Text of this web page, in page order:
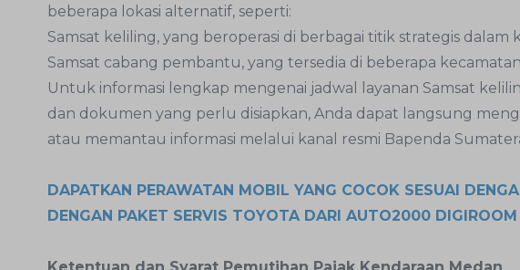
beberapa lokasi alternatif, seperti:
Samsat keliling, yang beroperasi di berbagai titik strategis
Samsat cabang pembantu, yang tersedia di beberapa
Untuk informasi lengkap mengenai jadwal layanan Samsat
dan dokumen yang perlu disiapkan, Anda dapat langsung
atau memantau informasi melalui kanal resmi Bapenda
DAPATKAN PERAWATAN MOBIL YANG COCOK SESUAI
DENGAN PAKET SERVIS TOYOTA DARI AUTO2000 DIGIROOM
Ketentuan dan Syarat Pemutihan Pajak Kendaraan Medan